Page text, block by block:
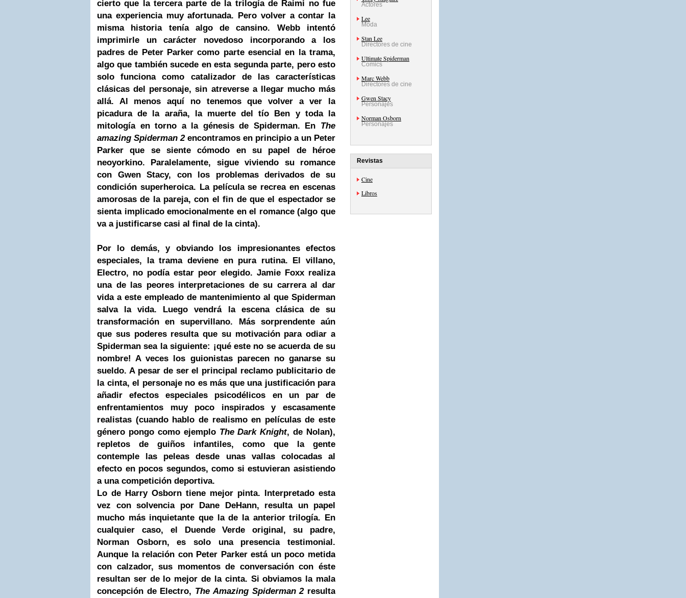
cierto que la tercera parte de la trilogía de Raimi no fue
una experiencia muy afortunada. Pero volver a contar la
misma historia tenía algo de cansino. Webb intentó
imprimirle un carácter novedoso incorporando a los
padres de Peter Parker como parte esencial en la trama,
algo que también sucede en esta segunda parte, pero esto
solo funciona como catalizador de las características
clásicas del personaje, sin atreverse a llegar mucho más
allá. Al menos aquí no tenemos que volver a ver la
picadura de la araña, la muerte del tío Ben y toda la
mitología en torno a la génesis de Spiderman. En The
amazing Spiderman 2encontramos en principio a un Peter
Parker que se siente cómodo en su papel de héroe
neoyorkino. Paralelamente, sigue viviendo su romance
con Gwen Stacy, con los problemas derivados de su
condición superheroica. La película se recrea en escenas
amorosas de la pareja, con el fin de que el espectador se
sienta implicado emocionalmente en el romance (algo que
va a justificarse casi al final de la cinta).
Por lo demás, y obviando los impresionantes efectos
especiales, la trama deviene en pura rutina. El villano,
Electro, no podía estar peor elegido. Jamie Foxx realiza
una de las peores interpretaciones de su carrera al dar
vida a este empleado de mantenimiento al que Spiderman
salva la vida. Luego vendrá la escena clásica de su
transformación en supervillano. Más sorprendente aún
que sus poderes resulta que su motivación para odiar a
Spiderman sea la siguiente: ¡qué este no se acuerda de su
nombre! A veces los guionistas parecen no ganarse su
sueldo. A pesar de ser el principal reclamo publicitario de
la cinta, el personaje no es más que una justificación para
añadir efectos especiales psicodélicos en un par de
enfrentamientos muy poco inspirados y escasamente
realistas (cuando hablo de realismo en películas de este
género pongo como ejemplo The Dark Knight, de Nolan),
repletos de guiños infantiles, como que la gente
contemple las peleas desde unas vallas colocadas al
efecto en pocos segundos, como si estuvieran asistiendo
a una competición deportiva.
Lo de Harry Osborn tiene mejor pinta. Interpretado esta
vez con solvencia por Dane DeHann, resulta un papel
mucho más inquietante que la de la anterior trilogía. En
cualquier caso, el Duende Verde original, su padre,
Norman Osborn, es solo una presencia testimonial.
Aunque la relación con Peter Parker está un poco metida
con calzador, sus momentos de conversación con éste
resultan ser de lo mejor de la cinta. Si obviamos la mala
concepción de Electro, The Amazing Spiderman 2resulta
Actores
Lee
Moda
Stan Lee
Directores de cine
Ultimate Spiderman
Comics
Marc Webb
Directores de cine
Gwen Stacy
Personajes
Norman Osborn
Personajes
Revistas
Cine
Libros